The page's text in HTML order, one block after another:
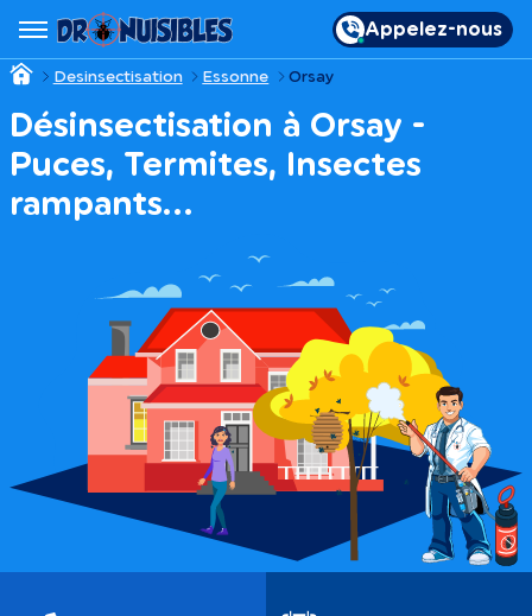
Appelez-nous
Desinsectisation Essonne Orsay
Désinsectisation à Orsay -
Puces, Termites, Insectes
rampants…